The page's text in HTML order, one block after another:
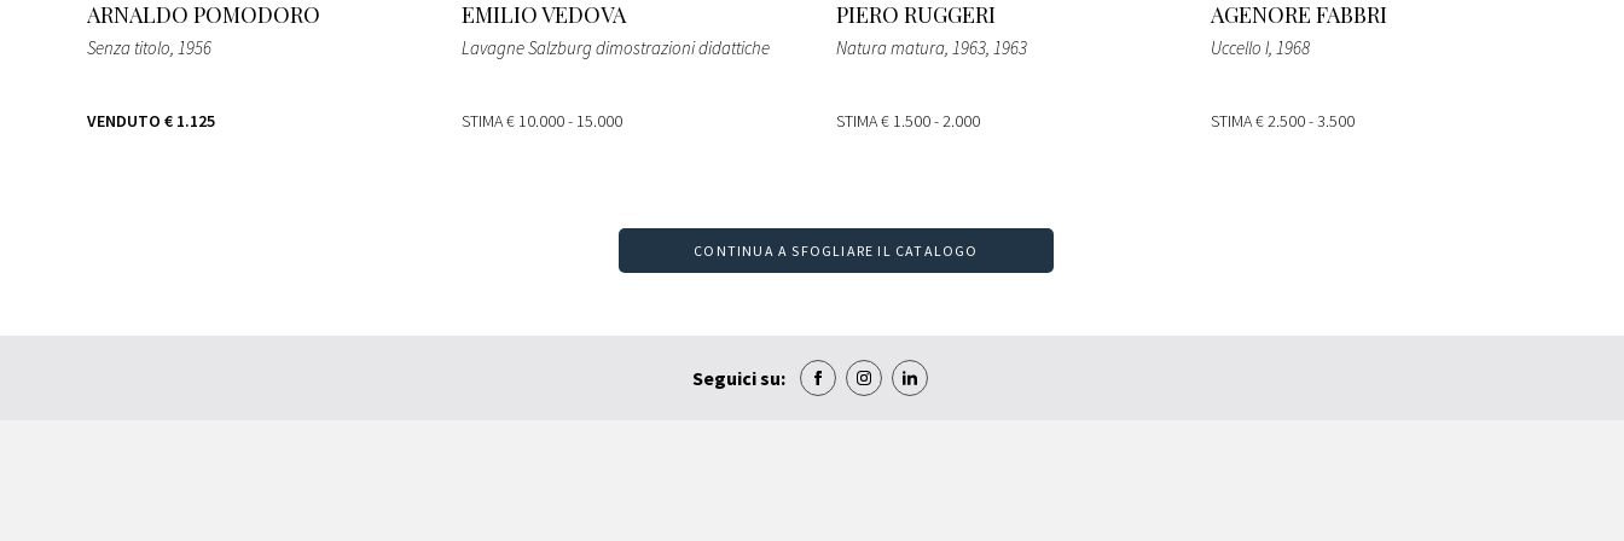
ARNALDO POMODORO
Senza titolo, 1956
VENDUTO € 1.125
EMILIO VEDOVA
Lavagne Salzburg dimostrazioni didattiche
STIMA€ 10.000 - 15.000
PIERO RUGGERI
Natura matura, 1963, 1963
STIMA€ 1.500 - 2.000
AGENORE FABBRI
Uccello I, 1968
STIMA€ 2.500 - 3.500
CONTINUA A SFOGLIARE IL CATALOGO
Seguici su: